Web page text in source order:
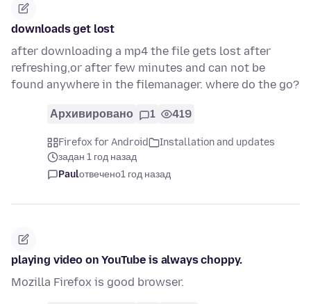
downloads get lost
after downloading a mp4 the file gets lost after
refreshing,or after few minutes and can not be
found anywhere in the filemanager. where do the go?
Архивировано 1 419
Firefox for Android
Installation and updates
задан 1 год назад
Paulотвечено1 год назад
playing video on YouTube is always choppy.
Mozilla Firefox is good browser.